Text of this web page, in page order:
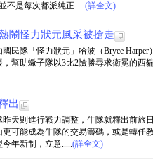
不是每次都派純正.....(詳全文)
鬧怪力狀元風采被搶走
民隊「怪力狀元」哈波（Bryce
幫助蠍子隊以3比2險勝尋求衛冕的
出
天則進行戰力調整，牛隊就釋出前旅
可能成為牛隊的交易籌碼，或是轉任
年新制，立意.....(詳全文)